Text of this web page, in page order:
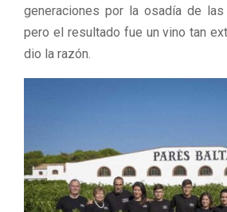
generaciones por la osadía de las
pero el resultado fue un vino tan
dio la razón.